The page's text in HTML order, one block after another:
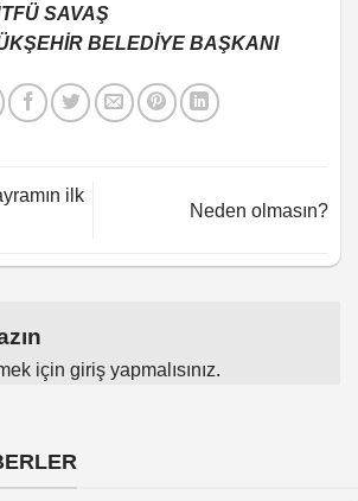
SAVAŞ
BELEDİYE BAŞKANI
ilk
Neden olmasın?
için giriş yapmalısınız.